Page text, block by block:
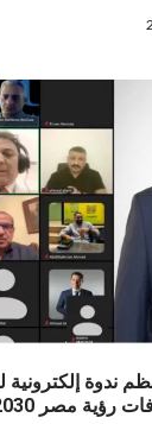
ندوة
رؤية مصر 2030